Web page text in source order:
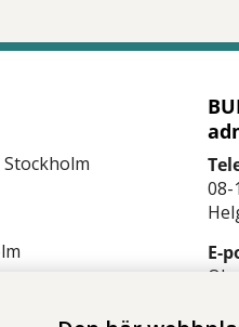
Stockholm
08-
E-